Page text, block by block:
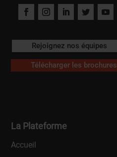
Rejoignez nos équipes
Télécharger les brochures
La Plateforme
Accueil